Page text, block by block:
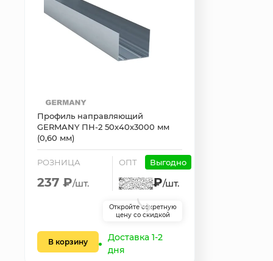
Профиль направляющий
GERMANY ПН-2 50х40х3000 мм
(0,60 мм)
РОЗНИЦА
237 ₽/шт.
ОПТ Выгодно
₽/шт.
Откройте секретную
цену со скидкой
В корзину
Доставка 1-2
дня